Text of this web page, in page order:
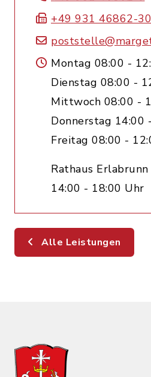
+49 931 46862-30
Montag 08:00 -
Dienstag 08:00 -
Mittwoch 08:00 -
Donnerstag 14:00
Freitag 08:00 -
Rathaus
14:00 - 18:00 Uhr
Alle Leistungen